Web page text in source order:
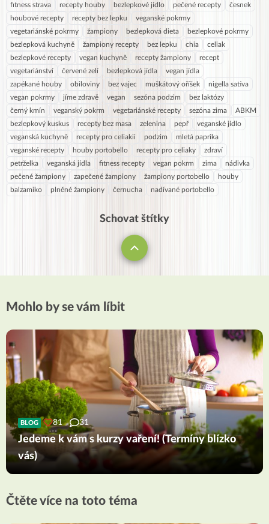
fitness strava
recepty houby bezlepkové jídlo pečené recepty
česnek
houbové recepty
recepty bez lepku
veganské pokrmy
vegetariánské pokrmy
žampiony bezlepková dieta
bezlepkové pokrmy
bezlepková kuchyně
žampiony recepty bez lepku chia
celiak
bezlepkové recepty
vegan kuchyně recepty žampiony
recept
vegetariánství
červené zelí bezlepková jídla
vegan jídla
zapékané houby
obiloviny bez vajec muškátový oříšek
nigella sativa
vegan pokrmy
jíme zdravě vegan sezóna podzim
bez laktózy
černý kmín
veganský pokrm vegetariánské recepty sezóna zima
ABKM
bezlepkový kuskus
recepty bez masa zelenina pepř
veganské jídlo
veganská kuchyně
recepty pro celiakii podzim
mletá paprika
veganské recepty
houby portobello recepty pro celiaky
zdraví
petrželka
veganská jídla fitness recepty vegan pokrm zima
nádivka
pečené žampiony
zapečené žampiony žampiony portobello
houby
balzamiko
plněné žampiony černucha nadívané portobello
Schovat štítky
Mohlo by se vám líbit
BLOG 81 31
Jedeme k vám s kurzy vaření! (Termíny blízko
vás)
Čtěte více na toto téma